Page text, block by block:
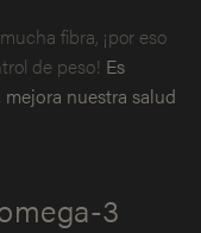
fibra, ¡por eso
de peso! Es
mejora nuestra salud
3